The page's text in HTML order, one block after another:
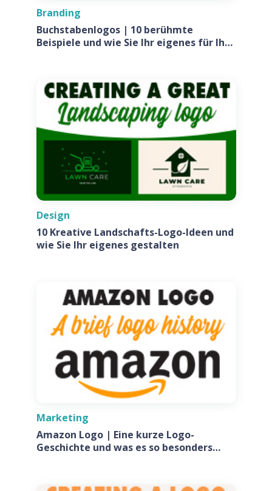
Branding
Buchstabenlogos | 10 berühmte
Beispiele und wie Sie Ihr eigenes für Ihr
Design
10 Kreative Landschafts-Logo-Ideen und
wie Sie Ihr eigenes gestalten
Marketing
Amazon Logo | Eine kurze Logo-
Geschichte und was es so besonders